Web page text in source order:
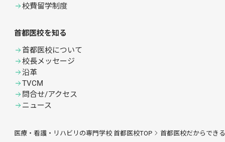
校費留学制度
首都医校を知る
首都医校について
校長メッセージ
沿革
TVCM
問合せ/アクセス
ニュース
医療・看護・リハビリの専門学校 首都医校TOP 首都医校だからでき